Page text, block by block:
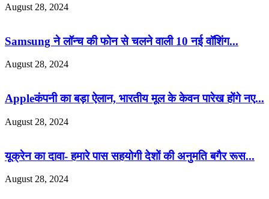
August 28, 2024
Samsung ने लॉन्च की फोन से चलने वाली 10 नई वॉशिंग...
August 28, 2024
Appleकंपनी का बड़ा ऐलान, भारतीय मूल के केवन पारेख होंगे नए...
August 28, 2024
यूक्रेन का दावा- हमारे पास सहयोगी देशों की अनुमति बगैर रूस...
August 28, 2024